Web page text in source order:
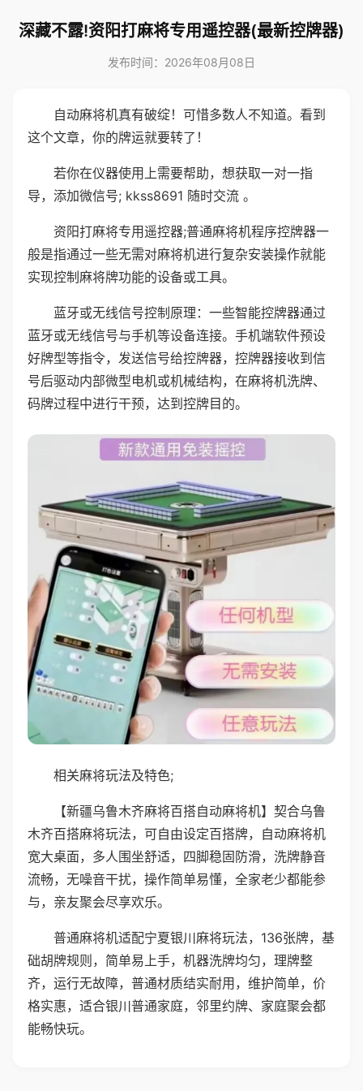
深藏不露!资阳打麻将专用遥控器(最新控牌器)
发布时间：2026年08月08日
自动麻将机真有破绽！可惜多数人不知道。看到
这个文章，你的牌运就要转了！
若你在仪器使用上需要帮助，想获取一对一指
导，添加微信号; kkss8691 随时交流 。
资阳打麻将专用遥控器;普通麻将机程序控牌器一
般是指通过一些无需对麻将机进行复杂安装操作就能
实现控制麻将牌功能的设备或工具。
蓝牙或无线信号控制原理：一些智能控牌器通过
蓝牙或无线信号与手机等设备连接。手机端软件预设
好牌型等指令，发送信号给控牌器，控牌器接收到信
号后驱动内部微型电机或机械结构，在麻将机洗牌、
码牌过程中进行干预，达到控牌目的。
相关麻将玩法及特色;
【新疆乌鲁木齐麻将百搭自动麻将机】契合乌鲁
木齐百搭麻将玩法，可自由设定百搭牌，自动麻将机
宽大桌面，多人围坐舒适，四脚稳固防滑，洗牌静音
流畅，无噪音干扰，操作简单易懂，全家老少都能参
与，亲友聚会尽享欢乐。
普通麻将机适配宁夏银川麻将玩法，136张牌，基
础胡牌规则，简单易上手，机器洗牌均匀，理牌整
齐，运行无故障，普通材质结实耐用，维护简单，价
格实惠，适合银川普通家庭，邻里约牌、家庭聚会都
能畅快玩。